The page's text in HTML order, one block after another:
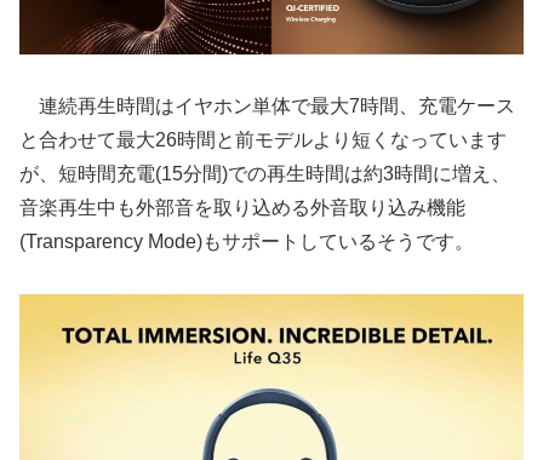
連続再生時間はイヤホン単体で最大7時間、充電ケース
と合わせて最大26時間と前モデルより短くなっています
が、短時間充電(15分間)での再生時間は約3時間に増え、
音楽再生中も外部音を取り込める外音取り込み機能
(Transparency Mode)もサポートしているそうです。